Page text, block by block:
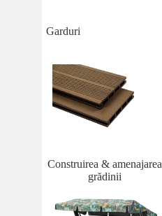
Garduri
Construirea & amenajarea
grădinii